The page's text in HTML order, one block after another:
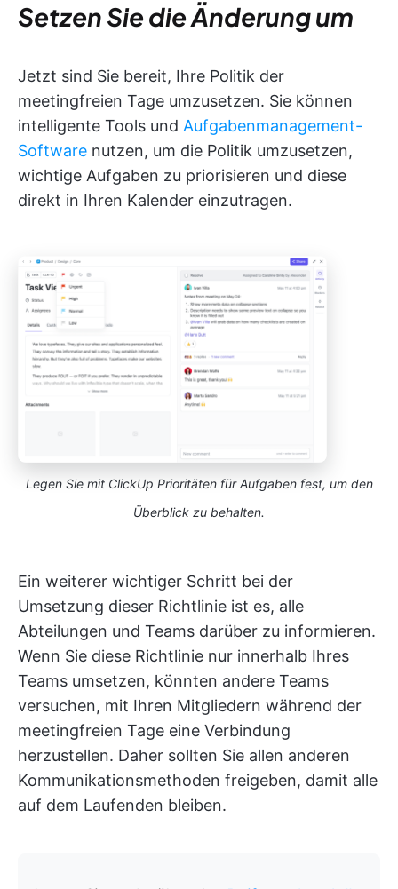
Setzen Sie die Änderung um
Jetzt sind Sie bereit, Ihre Politik der
meetingfreien Tage umzusetzen. Sie können
intelligente Tools und Aufgabenmanagement-
Software nutzen, um die Politik umzusetzen,
wichtige Aufgaben zu priorisieren und diese
direkt in Ihren Kalender einzutragen.
Legen Sie mit ClickUp Prioritäten für Aufgaben fest, um den
Überblick zu behalten.
Ein weiterer wichtiger Schritt bei der
Umsetzung dieser Richtlinie ist es, alle
Abteilungen und Teams darüber zu informieren.
Wenn Sie diese Richtlinie nur innerhalb Ihres
Teams umsetzen, könnten andere Teams
versuchen, mit Ihren Mitgliedern während der
meetingfreien Tage eine Verbindung
herzustellen. Daher sollten Sie allen anderen
Kommunikationsmethoden freigeben, damit alle
auf dem Laufenden bleiben.